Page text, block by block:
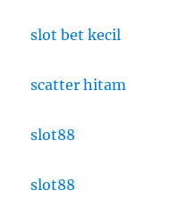
slot bet kecil
scatter hitam
slot88
slot88